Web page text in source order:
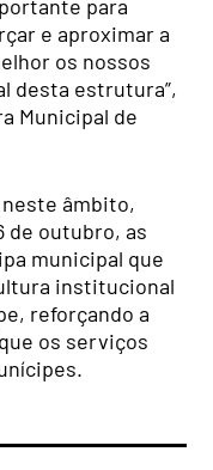
para
e aproximar a
os nossos
desta estrutura”,
Municipal de
âmbito,
de outubro, as
municipal que
institucional
reforçando a
os serviços